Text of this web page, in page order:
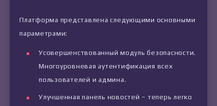
Платформа представлена следующими основными
параметрами:
Усовершенствованный модуль безопасности.
Многоуровневая аутентификация всех
пользователей и админа.
Улучшенная панель новостей – теперь легко